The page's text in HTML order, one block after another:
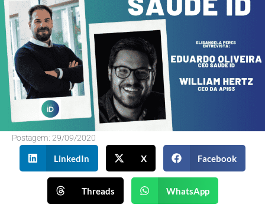
Postagem: 29/09/2020
LinkedIn X Facebook
Threads WhatsApp